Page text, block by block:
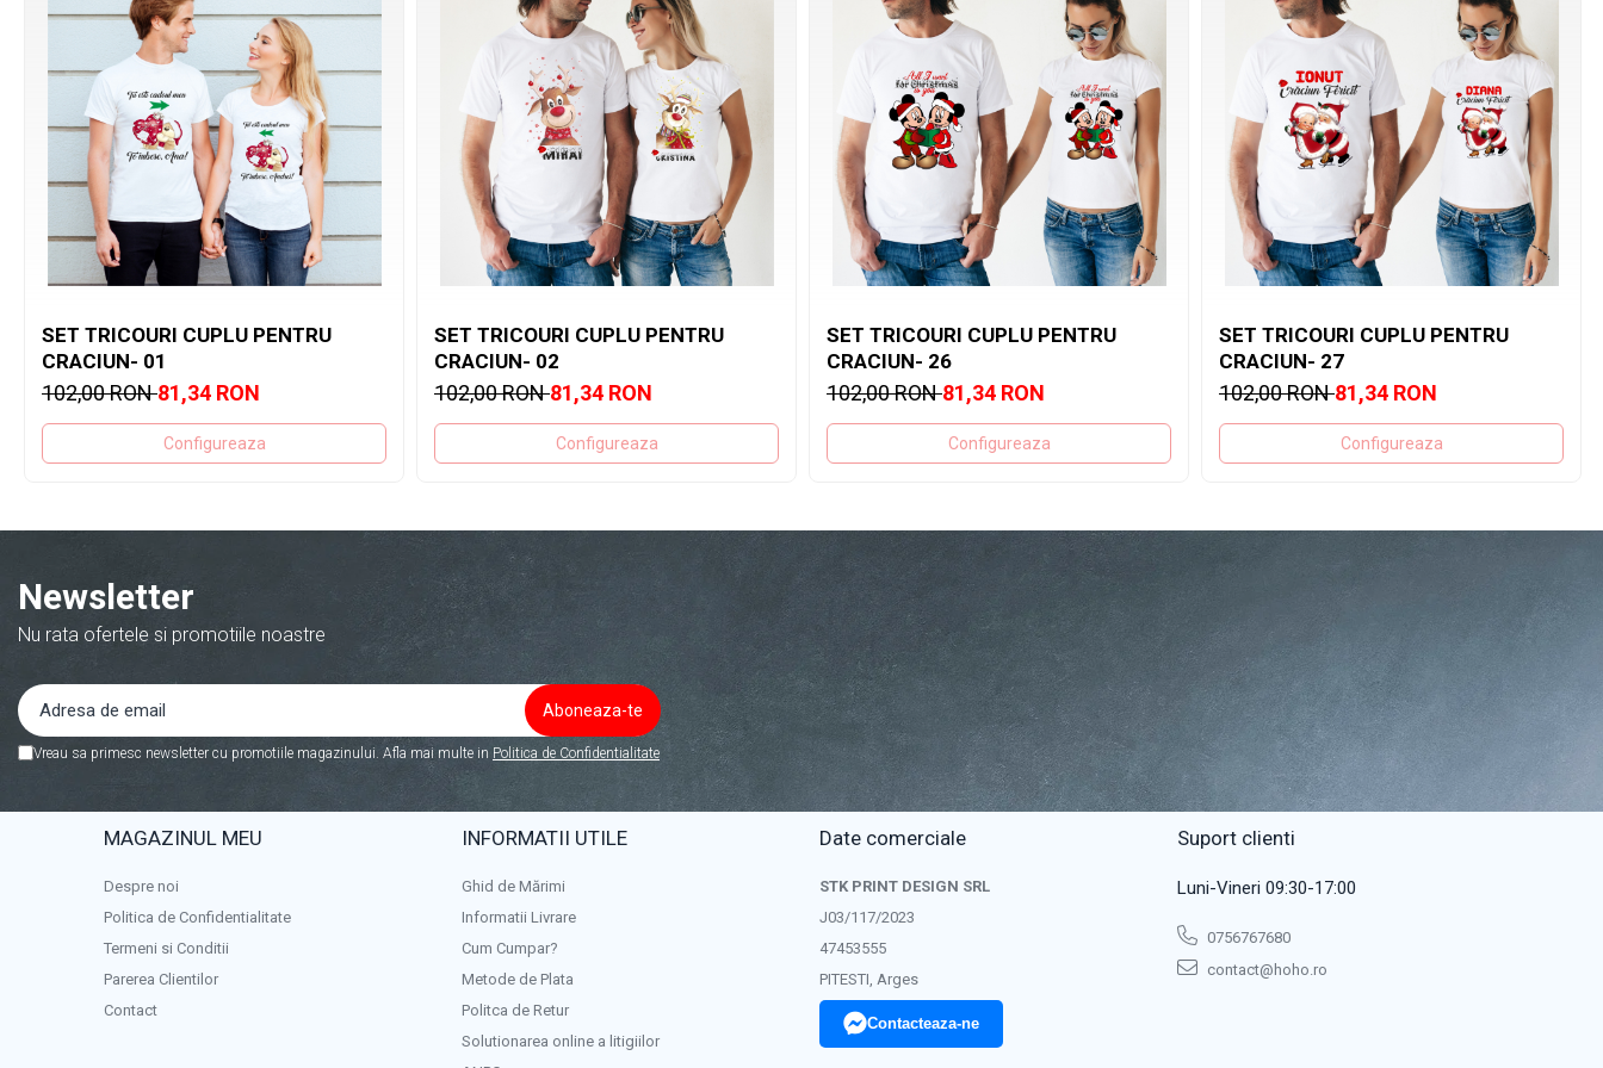
SET TRICOURI CUPLU PENTRU
CRACIUN- 01
102,00 RON81,34 RON
Configureaza
SET TRICOURI CUPLU PENTRU
CRACIUN- 02
102,00 RON81,34 RON
Configureaza
SET TRICOURI CUPLU PENTRU
CRACIUN- 26
102,00 RON81,34 RON
Configureaza
SET TRICOURI CUPLU PENTRU
CRACIUN- 27
102,00 RON81,34 RON
Configureaza
Newsletter
Nu rata ofertele si promotiile noastre
Vreau sa primesc newsletter cu promotiile magazinului. Afla mai multe in Politica de Confidentialitate
MAGAZINUL MEU
Despre noi
Politica de Confidentialitate
Termeni si Conditii
Parerea Clientilor
Contact
INFORMATII UTILE
Ghid de Mărimi
Informatii Livrare
Cum Cumpar?
Metode de Plata
Politca de Retur
Solutionarea online a litigiilor
Date comerciale
STK PRINT DESIGN SRL
J03/117/2023
47453555
PITESTI, Arges
Contacteaza-ne
Suport clienti
Luni-Vineri 09:30-17:00
0756767680
contact@hoho.ro